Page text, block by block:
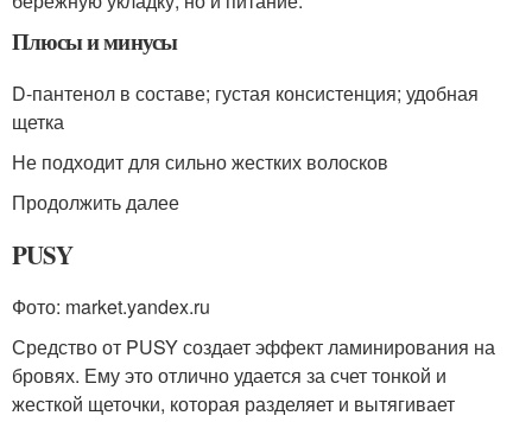
Плюсы и минусы
D-пантенол в составе; густая консистенция; удобная
щетка
Не подходит для сильно жестких волосков
Продолжить далее
PUSY
Фото: market.yandex.ru
Средство от PUSY создает эффект ламинирования на
бровях. Ему это отлично удается за счет тонкой и
жесткой щеточки, которая разделяет и вытягивает